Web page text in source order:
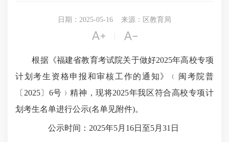
日期：2025-05-16 来源：区教育局
 
根据《福建省教育考试院关于做好2025年高校专项
计划考生资格申报和审核工作的通知》﹙闽考院普
〔2025〕6号﹚精神，现将2025年我区符合高校专项计
划考生名单进行公示(名单见附件)。
公示时间：2025年5月16日至5月31日